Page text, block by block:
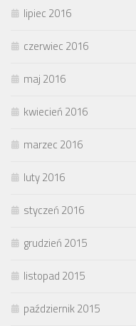
lipiec 2016
czerwiec 2016
maj 2016
kwiecień 2016
marzec 2016
luty 2016
styczeń 2016
grudzień 2015
listopad 2015
październik 2015